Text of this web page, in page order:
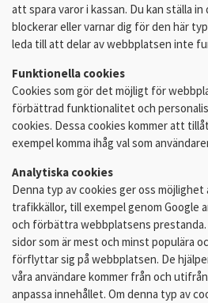
att spara varor i kassan. Du kan ställa
blockerar eller varnar dig för den här
leda till att delar av webbplatsen inte
Funktionella cookies
Cookies som gör det möjligt för
förbättrad funktionalitet och
cookies. Dessa cookies kommer att
exempel komma ihåg val som
Analytiska cookies
Denna typ av cookies ger oss
trafikkällor, till exempel genom Google
och förbättra webbplatsens prestanda.
sidor som är mest och minst populära
förflyttar sig på webbplatsen. De
våra användare kommer från och
anpassa innehållet. Om denna typ av